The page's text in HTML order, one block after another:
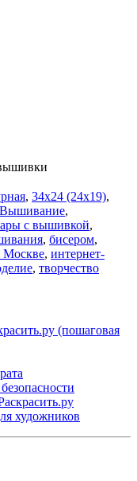
, 34x24 (24x19),
Вышивание,
с вышивкой,
, бисером,
Москве, интернет-
, творчество
(пошаговая
художников